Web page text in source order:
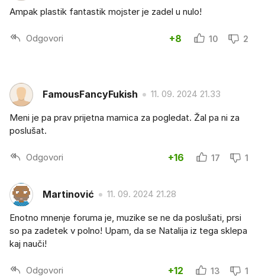
Ampak plastik fantastik mojster je zadel u nulo!
Odgovori +8 10 2
FamousFancyFukish 11. 09. 2024 21.33
Meni je pa prav prijetna mamica za pogledat. Žal pa ni za
poslušat.
Odgovori +16 17 1
Martinović 11. 09. 2024 21.28
Enotno mnenje foruma je, muzike se ne da poslušati, prsi
so pa zadetek v polno! Upam, da se Natalija iz tega sklepa
kaj nauči!
Odgovori +12 13 1